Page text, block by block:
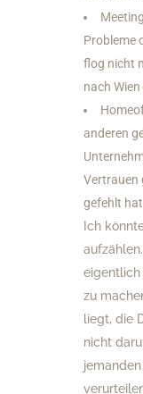
Probleme
flog nicht
nach
anderen
Vertrauen
gefehlt
Ich
eigentlich
zu
liegt, die
nicht